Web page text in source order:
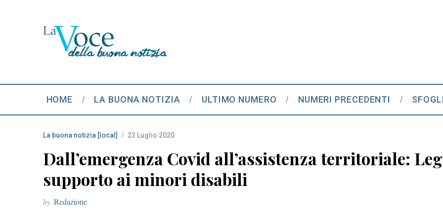
HOME LA BUONA NOTIZIA ULTIMO NUMERO NUMERI PRECEDENTI
La buona notizia [local] 23 Luglio 2020
Dall’emergenza Covid all’assistenza territoriale:
supporto ai minori disabili
by Redazione